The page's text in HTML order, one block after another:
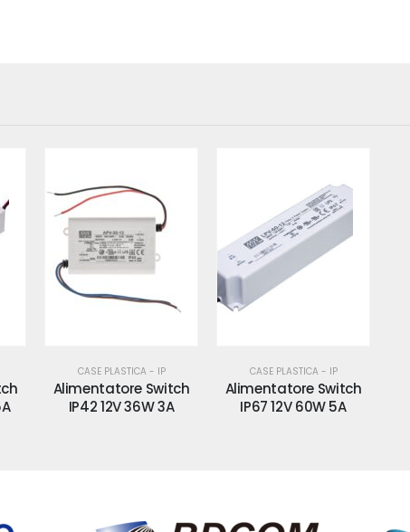
CASE PLASTICA - IP
Alimentatore Switch
IP42 12V 36W 3A
CASE PLASTICA - IP
Alimentatore Switch
IP67 12V 60W 5A